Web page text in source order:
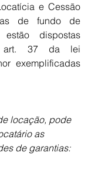
e Cessão
de fundo de
estão dispostas
art. 37 da lei
exemplificadas
locação, pode
as
de garantias: